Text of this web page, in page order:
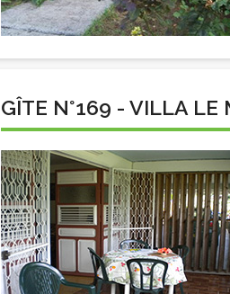
GÎTE N°169 - VILLA LE